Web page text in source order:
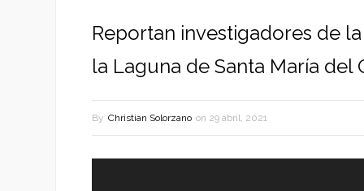
Reportan investigadores de
la Laguna de Santa María del
By Christian Solorzano on 29 abril, 2021